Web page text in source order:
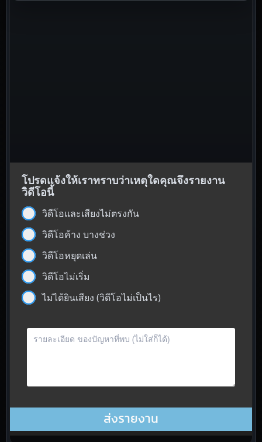
โปรดแจ้งให้เราทราบว่าเหตุใดคุณจึงรายงาน
วิดีโอนี้
วิดีโอและเสียงไม่ตรงกัน
วิดีโอค้าง บางช่วง
วิดีโอหยุดเล่น
วิดีโอไม่เริ่ม
ไม่ได้ยินเสียง (วิดีโอไม่เป็นไร)